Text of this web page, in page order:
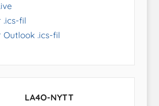
.ics-fil
Outlook .ics-fil
LA4O-NYTT